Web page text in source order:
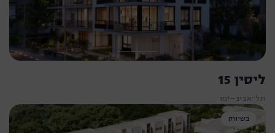
ליסין 15
תל־אביב–יפו
בשיווק